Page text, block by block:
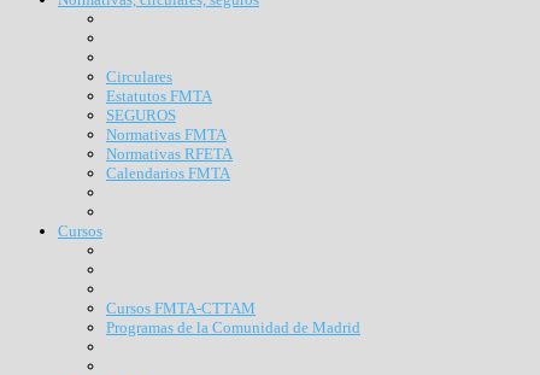
Circulares
Estatutos FMTA
SEGUROS
Normativas FMTA
Normativas RFETA
Calendarios FMTA
Cursos
Cursos FMTA-CTTAM
Programas de la Comunidad de Madrid